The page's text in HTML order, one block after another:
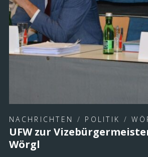
NACHRICHTEN / POLITIK /
UFW zur
Wörgl